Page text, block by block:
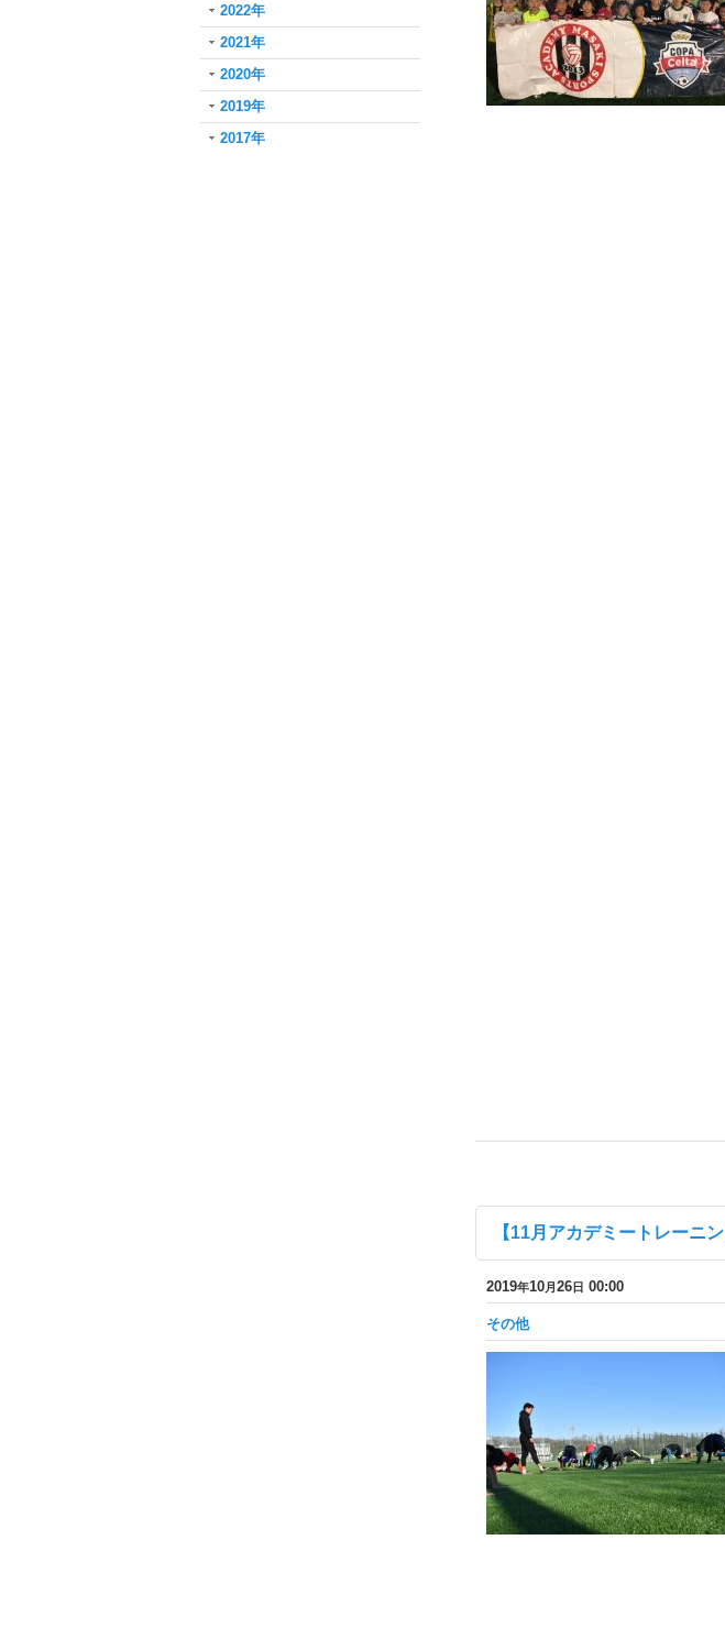
2022年
2021年
2020年
2019年
2017年
【11月アカデミートレーニン
2019年10月26日 00:00
その他